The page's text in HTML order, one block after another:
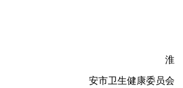
安市卫生健康委员会